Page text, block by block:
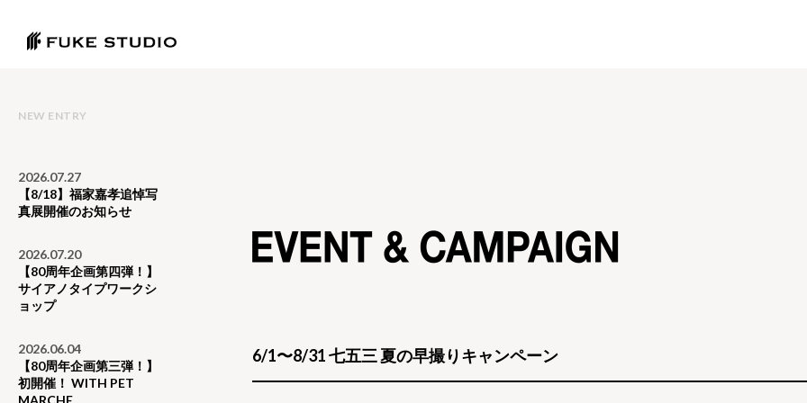
6/1〜8/31 七五三 夏の早撮りキャンペーン
NEW ENTRY
2026.07.27
【8/18】福家嘉孝追悼写
真展開催のお知らせ
2026.07.20
【80周年企画第四弾！】
サイアノタイプワークシ
ョップ
2026.06.04
【80周年企画第三弾！】
初開催！ WITH PET
MARCHE